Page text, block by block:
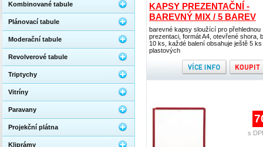
KAPSY PREZENTAČNÍ -
BAREVNÝ MIX / 5 BAREV
barevné kapsy sloužící pro přehlednou
prezentaci, formát A4, otevřené shora,
10 ks, každé balení obsahuje ještě 5 ks
plastových
s
Kombinované tabule
Plánovací tabule
Moderační tabule
Revolverové tabule
Triptychy
Vitríny
Paravany
Projekční plátna
Kliprámy